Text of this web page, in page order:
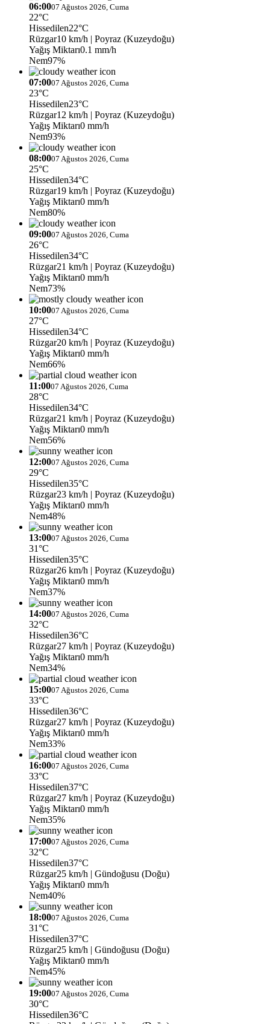
06:0007 Ağustos 2026, Cuma
22°C
Hissedilen22°C
Rüzgar10 km/h | Poyraz (Kuzeydoğu)
Yağış Miktarı0.1 mm/h
Nem97%
07:0007 Ağustos 2026, Cuma
23°C
Hissedilen23°C
Rüzgar12 km/h | Poyraz (Kuzeydoğu)
Yağış Miktarı0 mm/h
Nem93%
08:0007 Ağustos 2026, Cuma
25°C
Hissedilen34°C
Rüzgar19 km/h | Poyraz (Kuzeydoğu)
Yağış Miktarı0 mm/h
Nem80%
09:0007 Ağustos 2026, Cuma
26°C
Hissedilen34°C
Rüzgar21 km/h | Poyraz (Kuzeydoğu)
Yağış Miktarı0 mm/h
Nem73%
10:0007 Ağustos 2026, Cuma
27°C
Hissedilen34°C
Rüzgar20 km/h | Poyraz (Kuzeydoğu)
Yağış Miktarı0 mm/h
Nem66%
11:0007 Ağustos 2026, Cuma
28°C
Hissedilen34°C
Rüzgar21 km/h | Poyraz (Kuzeydoğu)
Yağış Miktarı0 mm/h
Nem56%
12:0007 Ağustos 2026, Cuma
29°C
Hissedilen35°C
Rüzgar23 km/h | Poyraz (Kuzeydoğu)
Yağış Miktarı0 mm/h
Nem48%
13:0007 Ağustos 2026, Cuma
31°C
Hissedilen35°C
Rüzgar26 km/h | Poyraz (Kuzeydoğu)
Yağış Miktarı0 mm/h
Nem37%
14:0007 Ağustos 2026, Cuma
32°C
Hissedilen36°C
Rüzgar27 km/h | Poyraz (Kuzeydoğu)
Yağış Miktarı0 mm/h
Nem34%
15:0007 Ağustos 2026, Cuma
33°C
Hissedilen36°C
Rüzgar27 km/h | Poyraz (Kuzeydoğu)
Yağış Miktarı0 mm/h
Nem33%
16:0007 Ağustos 2026, Cuma
33°C
Hissedilen37°C
Rüzgar27 km/h | Poyraz (Kuzeydoğu)
Yağış Miktarı0 mm/h
Nem35%
17:0007 Ağustos 2026, Cuma
32°C
Hissedilen37°C
Rüzgar25 km/h | Gündoğusu (Doğu)
Yağış Miktarı0 mm/h
Nem40%
18:0007 Ağustos 2026, Cuma
31°C
Hissedilen37°C
Rüzgar25 km/h | Gündoğusu (Doğu)
Yağış Miktarı0 mm/h
Nem45%
19:0007 Ağustos 2026, Cuma
30°C
Hissedilen36°C